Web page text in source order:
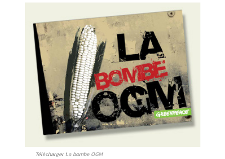
Télécharger La bombe OGM